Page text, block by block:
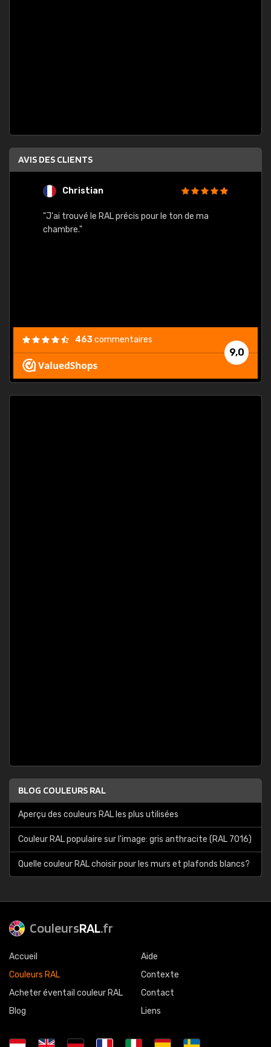
AVIS DES CLIENTS
Christian
"J'ai trouvé le RAL précis pour le ton de ma
chambre."
9,0
463commentaires
BLOG COULEURS RAL
Aperçu des couleurs RAL les plus utilisées
Couleur RAL populaire sur l'image: gris anthracite (RAL 7016)
Quelle couleur RAL choisir pour les murs et plafonds blancs?
CouleursRAL.fr
Accueil
Couleurs RAL
Acheter éventail couleur RAL
Blog
Aide
Contexte
Contact
Liens